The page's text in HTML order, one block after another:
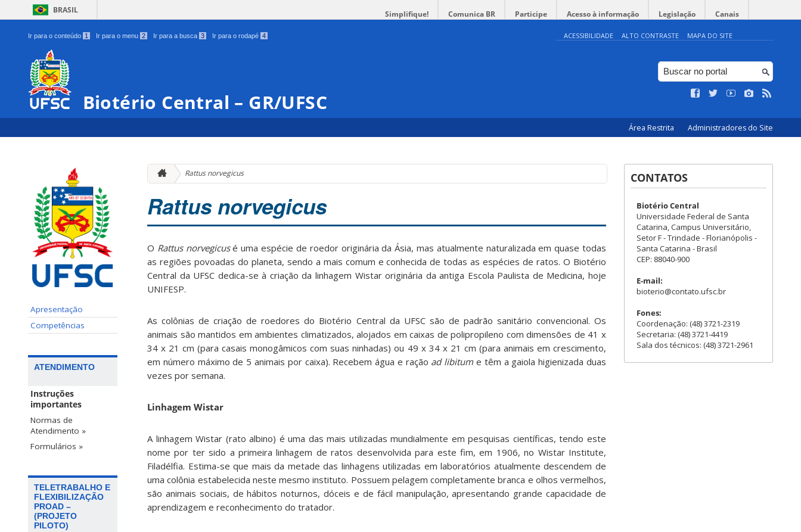
BRASIL Simplifique! Comunica BR Participe Acesso à informação Legislação Canais
Ir para o conteúdo 1 Ir para o menu 2 Ir para a busca 3 Ir para o rodapé 4 ACESSIBILIDADE ALTO CONTRASTE MAPA DO SITE
Biotério Central – GR/UFSC
Área Restrita Administradores do Site
Apresentação
Competências
ATENDIMENTO
Instruções
importantes
Normas de
Atendimento »
Formulários »
TELETRABALHO E
FLEXIBILIZAÇÃO
PROAD –
(PROJETO
PILOTO)
Rattus norvegicus
Rattus norvegicus
O Rattus norvegicusé uma espécie de roedor originária da Ásia, mas atualmente naturalizada em quase todas
as regiões povoadas do planeta, sendo a mais comum e conhecida de todas as espécies de ratos. O Biotério
Central da UFSC dedica-se à criação da linhagem Wistar originária da antiga Escola Paulista de Medicina, hoje
UNIFESP.
As colônias de criação de roedores do Biotério Central da UFSC são de padrão sanitário convencional. Os
animais são mantidos em ambientes climatizados, alojados em caixas de polipropileno com dimensões de 41 x
34 x 21 cm (para casais monogâmicos com suas ninhadas) ou 49 x 34 x 21 cm (para animais em crescimento,
em número máximo de 5 animais por caixa). Recebem água e ração ad libitum e têm a gaiola higienizada duas
vezes por semana.
Linhagem Wistar
A linhagem Wistar (rato albino) é uma das mais utilizadas mundialmente em pesquisas científicas, tendo este
nome por ter sido a primeira linhagem de ratos desenvolvida para este fim, em 1906, no Wistar Institute,
Filadélfia. Estima-se que mais da metade das linhagens utilizadas em laboratórios atualmente descendem de
uma colônia estabelecida neste mesmo instituto. Possuem pelagem completamente branca e olhos vermelhos,
são animais sociais, de hábitos noturnos, dóceis e de fácil manipulação, apresentando grande capacidade de
aprendizagem e reconhecimento do tratador.
CONTATOS
Biotério Central
Universidade Federal de Santa
Catarina, Campus Universitário,
Setor F - Trindade - Florianópolis -
Santa Catarina - Brasil
CEP: 88040-900
E-mail:
bioterio@contato.ufsc.br
Fones:
Coordenação: (48) 3721-2319
Secretaria: (48) 3721-4419
Sala dos técnicos: (48) 3721-2961